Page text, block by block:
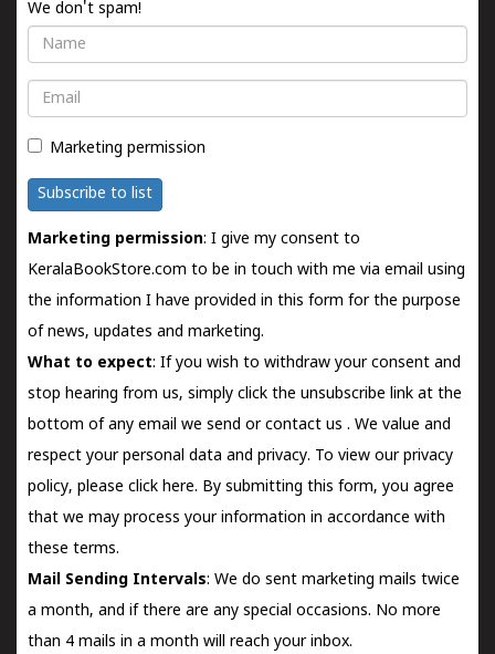
We don't spam!
Name
Email
Marketing permission
Subscribe to list
Marketing permission: I give my consent to
KeralaBookStore.com to be in touch with me via email using
the information I have provided in this form for the purpose
of news, updates and marketing.
What to expect: If you wish to withdraw your consent and
stop hearing from us, simply click the unsubscribe link at the
bottom of any email we send orcontact us . We value and
respect your personal data and privacy. To view our privacy
policy, please click here. By submitting this form, you agree
that we may process your information in accordance with
these terms.
Mail Sending Intervals: We do sent marketing mails twice
a month, and if there are any special occasions. No more
than 4 mails in a month will reach your inbox.